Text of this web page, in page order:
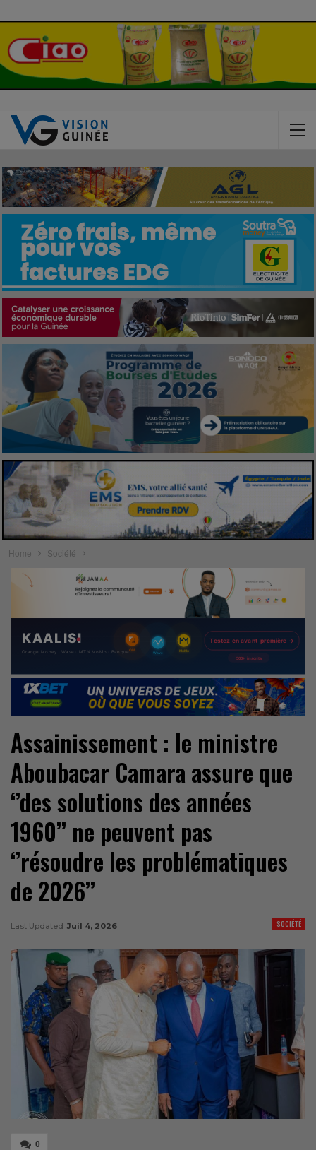
Home Société
Assainissement : le ministre
Aboubacar Camara assure que
‘’des solutions des années
1960’’ ne peuvent pas
‘’résoudre les problématiques
de 2026’’
SOCIÉTÉ
Last Updated Juil 4, 2026
0